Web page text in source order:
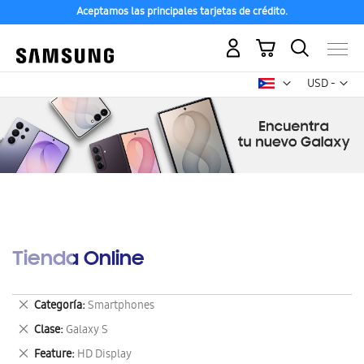
Aceptamos las principales tarjetas de crédito.
USD -
dólar
Mi carrito
Tienda Online
Categoría Smartphones
Eliminar
este
artículo
Clase Galaxy S
Eliminar
este
Feature HD Display
Eliminar